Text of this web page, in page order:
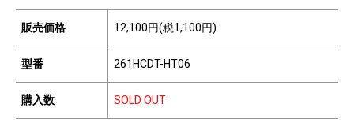
販売価格 12,100円(税1,100円)
型番 261HCDT-HT06
購入数 SOLD OUT